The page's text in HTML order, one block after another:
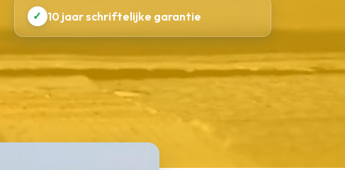
✓ 10 jaar schriftelijke garantie